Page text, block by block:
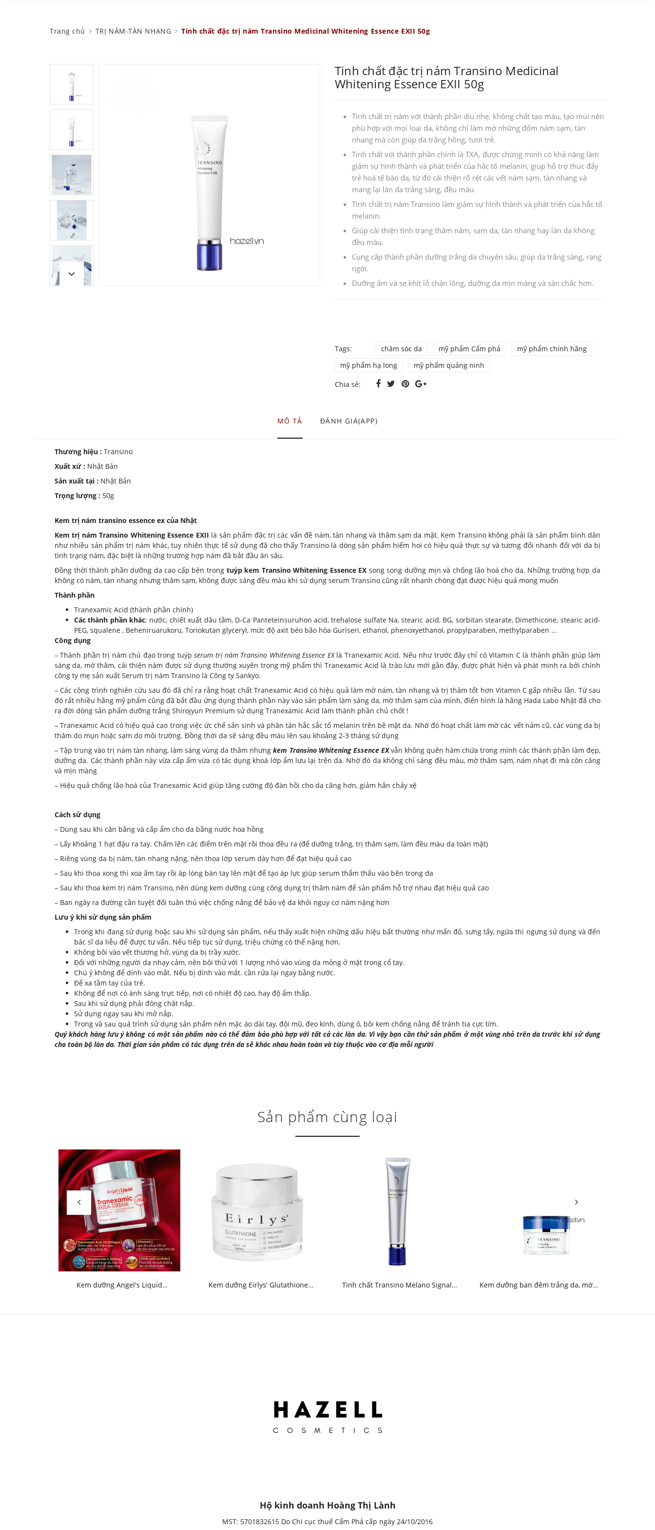
Trang chủ TRỊ NÁM-TÀN NHANG Tinh chất đặc trị nám Transino Medicinal Whitening Essence EXII 50g
Tinh chất đặc trị nám Transino Medicinal
Whitening Essence EXII 50g
Tinh chất trị nám với thành phần dịu nhẹ, không chất tạo màu, tạo mùi nên
phù hợp với mọi loại da, không chỉ làm mờ những đốm nám sạm, tàn
nhang mà còn giúp da trắng hồng, tươi trẻ.
Tinh chất với thành phần chính là TXA, được chứng minh có khả năng làm
giảm sự hình thành và phát triển của hắc tố melanin, giúp hỗ trợ thúc đẩy
trẻ hoá tế bào da, từ đó cải thiện rõ rệt các vết nám sạm, tàn nhang và
mang lại làn da trắng sáng, đều màu.
Tinh chất trị nám Transino làm giảm sự hình thành và phát triển của hắc tố
melanin.
Giúp cải thiện tình trạng thâm nám, sạm da, tàn nhang hay làn da không
đều màu.
Cung cấp thành phần dưỡng trắng da chuyên sâu, giúp da trắng sáng, rạng
ngời.
Dưỡng ẩm và se khít lỗ chân lông, dưỡng da mịn màng và săn chắc hơn.
Tags: chăm sóc da mỹ phẩm Cẩm phả
mỹ phẩm chính hãng
mỹ phẩm hạ long
mỹ phẩm quảng ninh
Chia sẻ:
MÔ TẢ ĐÁNH GIÁ(APP)
Thương hiệu : Transino
Xuất xứ : Nhật Bản
Sản xuất tại : Nhật Bản
Trọng lượng : 50g
Kem trị nám transino essence ex của Nhật
Kem trị nám Transino Whitening Essence EXII là sản phẩm đặc trị các vấn đề nám, tàn nhang và thâm sạm da mặt. Kem Transino không phải là sản phẩm bình dân
như nhiều sản phẩm trị nám khác, tuy nhiên thực tế sử dụng đã cho thấy Transino là dòng sản phẩm hiếm hoi có hiệu quả thực sự và tương đối nhanh đối với da bị
tình trạng nám, đặc biệt là những trường hợp nám đã bắt đầu ăn sâu.
Đồng thời thành phần dưỡng da cao cấp bên trong tuýp kem Transino Whitening Essence EX song song dưỡng mịn và chống lão hoá cho da. Những trường hợp da
không có nám, tàn nhang nhưng thâm sạm, không được sáng đều màu khi sử dụng serum Transino cũng rất nhanh chóng đạt được hiệu quả mong muốn
Thành phần
Tranexamic Acid (thành phần chính)
Các thành phần khác: nước, chiết xuất dâu tằm, D-Ca Panteteinsuruhon acid, trehalose sulfate Na, stearic acid, BG, sorbitan stearate, Dimethicone, stearic acid-
PEG, squalene , Beheniruarukoru, Toriokutan glyceryl, mức độ axit béo bão hòa Guriseri, ethanol, phenoxyethanol, propylparaben, methylparaben …
Công dụng
– Thành phần trị nám chủ đạo trong tuýpserum trị nám Transino Whitening Essence EXlà Tranexamic Acid. Nếu như trước đây chỉ có Vitamin C là thành phần giúp làm
sáng da, mờ thâm, cải thiện nám được sử dụng thường xuyên trong mỹ phẩm thì Tranexamic Acid là trào lưu mới gần đây, được phát hiện và phát minh ra bởi chính
công ty mẹ sản xuất Serum trị nám Transino là Công ty Sankyo.
– Các công trình nghiên cứu sau đó đã chỉ ra rằng hoạt chất Tranexamic Acid có hiệu quả làm mờ nám, tàn nhang và trị thâm tốt hơn Vitamin C gấp nhiều lần. Từ sau
đó rất nhiều hãng mỹ phẩm cũng đã bắt đầu ứng dụng thành phần này vào sản phẩm làm sáng da, mờ thâm sạm của mình, điển hình là hãng Hada Labo Nhật đã cho
ra đời dòng sản phẩm dưỡng trắng Shirojyun Premium sử dụng Tranexamic Acid làm thành phần chủ chốt !
– Tranexamic Acid có hiệu quả cao trong việc ức chế sản sinh và phân tán hắc sắc tố melanin trên bề mặt da. Nhờ đó hoạt chất làm mờ các vết nám cũ, các vùng da bị
thâm do mụn hoặc sạm do môi trường. Đồng thời da sẽ sáng đều màu lên sau khoảng 2-3 tháng sử dụng
– Tập trung vào trị nám tàn nhang, làm sáng vùng da thâm nhưng kem Transino Whitening Essence EXvẫn không quên hàm chứa trong mình các thành phần làm đẹp,
dưỡng da. Các thành phần này vừa cấp ẩm vừa có tác dụng khoá lớp ẩm lưu lại trên da. Nhờ đó da không chỉ sáng đều màu, mờ thâm sạm, nám nhạt đi mà còn căng
và mịn màng
– Hiệu quả chống lão hoá của Tranexamic Acid giúp tăng cường độ đàn hồi cho da căng hơn, giảm hẳn chảy xệ
Cách sử dụng
– Dùng sau khi cân bằng và cấp ẩm cho da bằng nước hoa hồng
– Lấy khoảng 1 hạt đậu ra tay. Chấm lên các điểm trên mặt rồi thoa đều ra (để dưỡng trắng, trị thâm sạm, làm đều màu da toàn mặt)
– Riêng vùng da bị nám, tàn nhang nặng, nên thoa lớp serum dày hơn để đạt hiệu quả cao
– Sau khi thoa xong thì xoa ấm tay rồi áp lòng bàn tay lên mặt để tạo áp lực giúp serum thẩm thấu vào bên trong da
– Sau khi thoa kem trị nám Transino, nên dùng kem dưỡng cùng công dụng trị thâm nám để sản phẩm hỗ trợ nhau đạt hiệu quả cao
– Ban ngày ra đường cần tuyệt đối tuân thủ việc chống nắng để bảo vệ da khỏi nguy cơ nám nặng hơn
Lưu ý khi sử dụng sản phẩm
Trong khi đang sử dụng hoặc sau khi sử dụng sản phẩm, nếu thấy xuất hiện những dấu hiệu bất thường như mẩn đỏ, sưng tấy, ngứa thì ngưng sử dụng và đến
bác sĩ da liễu để được tư vấn. Nếu tiếp tục sử dụng, triệu chứng có thể nặng hơn.
Không bôi vào vết thương hở, vùng da bị trầy xước.
Đối với những người da nhạy cảm, nên bôi thử với 1 lượng nhỏ vào vùng da mỏng ở mặt trong cổ tay.
Chú ý không để dính vào mắt. Nếu bị dính vào mắt. cần rửa lại ngay bằng nước.
Để xa tầm tay của trẻ.
Không để nơi có ánh sáng trực tiếp, nơi có nhiệt độ cao, hay độ ẩm thấp.
Sau khi sử dụng phải đóng chăt nắp.
Sử dụng ngay sau khi mở nắp.
Trong và sau quá trình sử dụng sản phẩm nên mặc áo dài tay, đội mũ, đeo kính, dùng ô, bôi kem chống nắng để tránh tia cực tím.
Quý khách hàng lưu ý không có một sản phẩm nào có thể đảm bảo phù hợp với tất cả các làn da. Vì vậy bạn cần thử sản phẩm ở một vùng nhỏ trên da trước khi sử dụng
cho toàn bộ làn da. Thời gian sản phẩm có tác dụng trên da sẽ khác nhau hoàn toàn và tùy thuộc vào cơ địa mỗi người
Sản phẩm cùng loại
Kem dưỡng Angel's Liquid
Kem dưỡng Eirlys' Glutathione
Tinh chất Transino Melano Signal
Kem dưỡng ban đêm trắng da, mờ
Hộ kinh doanh Hoàng Thị Lành
MST: 5701832615 Do Chi cục thuế Cẩm Phả cấp ngày 24/10/2016